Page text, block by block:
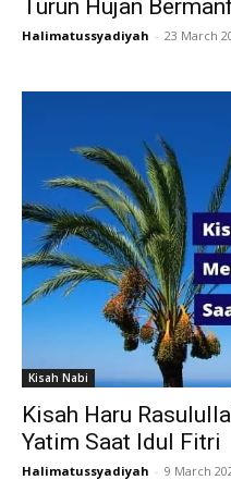
Turun Hujan
Halimatussyadiyah - 23 March
Kisah Nabi
Kisah Haru
Yatim Saat Idul Fitri
Halimatussyadiyah - 9 March